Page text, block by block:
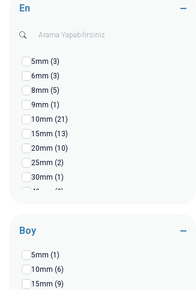
20mm (17)
22mm (3)
25mm (5)
30mm (6)
(2)
(3)
(3)
En
5mm (3)
6mm (3)
8mm (5)
9mm (1)
10mm (21)
15mm (13)
20mm (10)
25mm (2)
30mm (1)
40mm
(2)
Boy
5mm (1)
10mm (6)
15mm (9)